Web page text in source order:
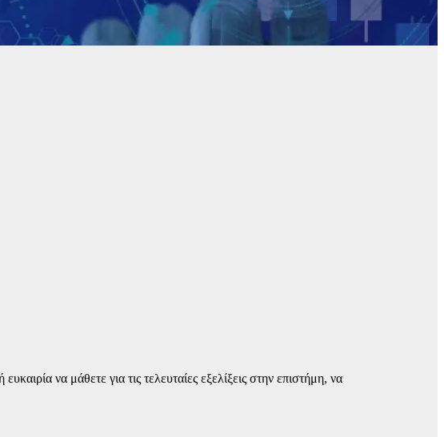
να μάθετε για τις τελευταίες εξελίξεις στην επιστήμη, να